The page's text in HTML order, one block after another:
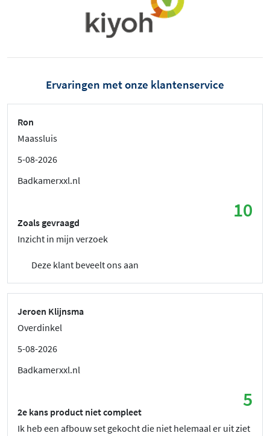
Ervaringen met onze klantenservice
Ron
Maassluis
5-08-2026
Badkamerxxl.nl
10
Zoals gevraagd
Inzicht in mijn verzoek
Deze klant beveelt ons aan
Jeroen Klijnsma
Overdinkel
5-08-2026
Badkamerxxl.nl
5
2e kans product niet compleet
Ik heb een afbouw set gekocht die niet helemaal er uit ziet